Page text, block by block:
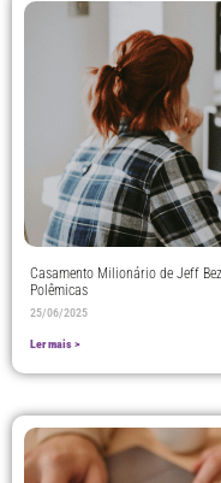
Casamento Milionário de Jeff
Polêmicas
25/06/2025
Ler mais >